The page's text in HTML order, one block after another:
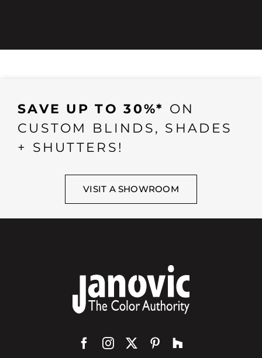
SAVE UP TO 30%* ON
CUSTOM BLINDS, SHADES
+ SHUTTERS!
VISIT A SHOWROOM